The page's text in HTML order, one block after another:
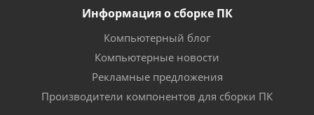
Информация о сборке ПК
Компьютерный блог
Компьютерные новости
Рекламные предложения
Производители компонентов для сборки ПК